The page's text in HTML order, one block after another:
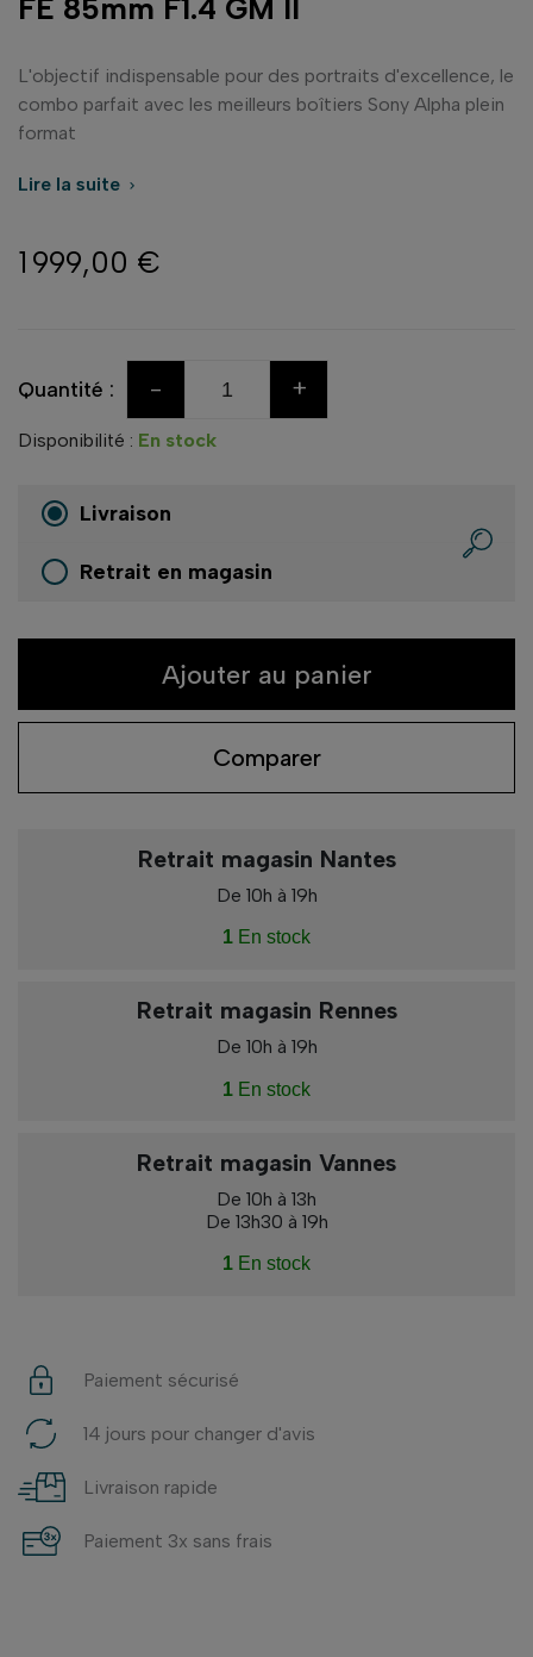
FE 85mm F1.4 GM II
L'objectif indispensable pour des portraits d'excellence, le
combo parfait avec les meilleurs boîtiers Sony Alpha plein
format
Lire la suite 
1 999,00 €
Quantité : - +
Disponibilité : En stock
Livraison
Retrait en magasin
Ajouter au panier
Comparer
Retrait magasin Nantes
De 10h à 19h
1 En stock
Retrait magasin Rennes
De 10h à 19h
1 En stock
Retrait magasin Vannes
De 10h à 13h
De 13h30 à 19h
1 En stock
Paiement sécurisé
14 jours pour changer d'avis
Livraison rapide
Paiement 3x sans frais